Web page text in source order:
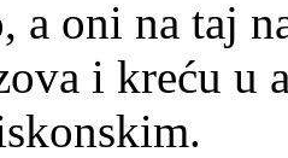
a oni na taj
i kreću u